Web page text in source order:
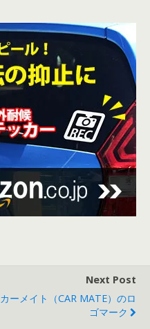
Next Post
カーメイト（CAR MATE）のロ
ゴマーク